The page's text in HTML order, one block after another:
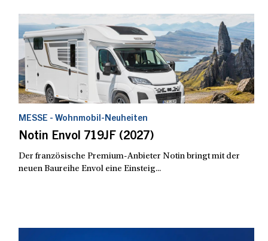
MESSE - Wohnmobil-Neuheiten
Notin Envol 719JF (2027)
Der französische Premium-Anbieter Notin bringt mit der
neuen Baureihe Envol eine Einsteig...